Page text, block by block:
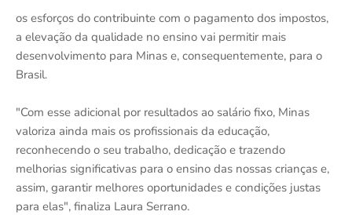
os esforços do contribuinte com o pagamento dos impostos,
a elevação da qualidade no ensino vai permitir mais
desenvolvimento para Minas e, consequentemente, para o
Brasil.
"Com esse adicional por resultados ao salário fixo, Minas
valoriza ainda mais os profissionais da educação,
reconhecendo o seu trabalho, dedicação e trazendo
melhorias significativas para o ensino das nossas crianças e,
assim, garantir melhores oportunidades e condições justas
para elas", finaliza Laura Serrano.